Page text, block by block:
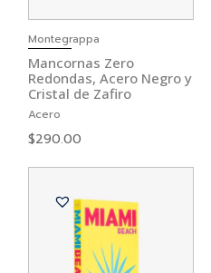
Montegrappa
Mancornas Zero
Redondas, Acero Negro y
Cristal de Zafiro
Acero
$290.00